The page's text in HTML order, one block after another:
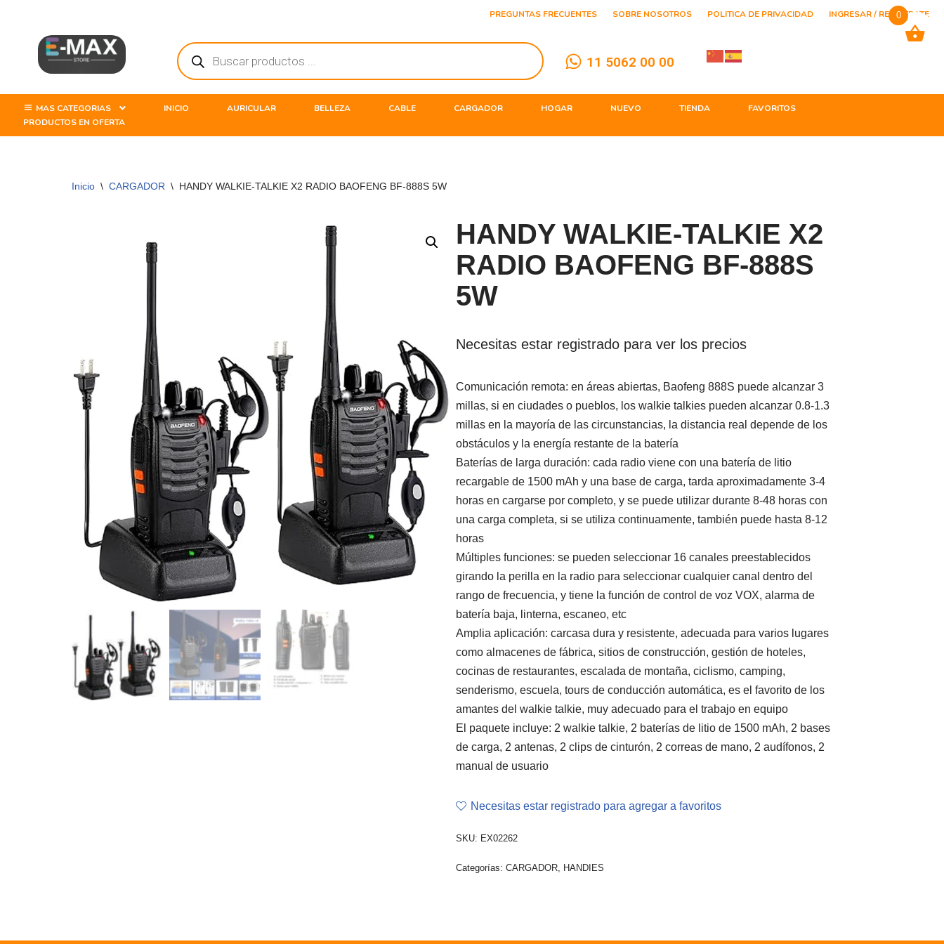
contenido
PREGUNTAS FRECUENTES SOBRE NOSOTROS POLITICA DE PRIVACIDAD INGRESAR / REGISTRATE
11 5062 00 00
MAS CATEGORIAS INICIO AURICULAR BELLEZA CABLE CARGADOR HOGAR NUEVO TIENDA
FAVORITOS
PRODUCTOS EN OFERTA
Inicio \ CARGADOR \ HANDY WALKIE-TALKIE X2 RADIO BAOFENG BF-888S 5W
HANDY WALKIE-TALKIE X2
RADIO BAOFENG BF-888S
5W
Necesitas estar registrado para ver los precios
Comunicación remota: en áreas abiertas, Baofeng 888S puede alcanzar 3
millas, si en ciudades o pueblos, los walkie talkies pueden alcanzar 0.8-1.3
millas en la mayoría de las circunstancias, la distancia real depende de los
obstáculos y la energía restante de la batería
Baterías de larga duración: cada radio viene con una batería de litio
recargable de 1500 mAh y una base de carga, tarda aproximadamente 3-4
horas en cargarse por completo, y se puede utilizar durante 8-48 horas con
una carga completa, si se utiliza continuamente, también puede hasta 8-12
horas
Múltiples funciones: se pueden seleccionar 16 canales preestablecidos
girando la perilla en la radio para seleccionar cualquier canal dentro del
rango de frecuencia, y tiene la función de control de voz VOX, alarma de
batería baja, linterna, escaneo, etc
Amplia aplicación: carcasa dura y resistente, adecuada para varios lugares
como almacenes de fábrica, sitios de construcción, gestión de hoteles,
cocinas de restaurantes, escalada de montaña, ciclismo, camping,
senderismo, escuela, tours de conducción automática, es el favorito de los
amantes del walkie talkie, muy adecuado para el trabajo en equipo
El paquete incluye: 2 walkie talkie, 2 baterías de litio de 1500 mAh, 2 bases
de carga, 2 antenas, 2 clips de cinturón, 2 correas de mano, 2 audífonos, 2
manual de usuario
Necesitas estar registrado para agregar a favoritos
SKU: EX02262
Categorías:CARGADOR, HANDIES
0